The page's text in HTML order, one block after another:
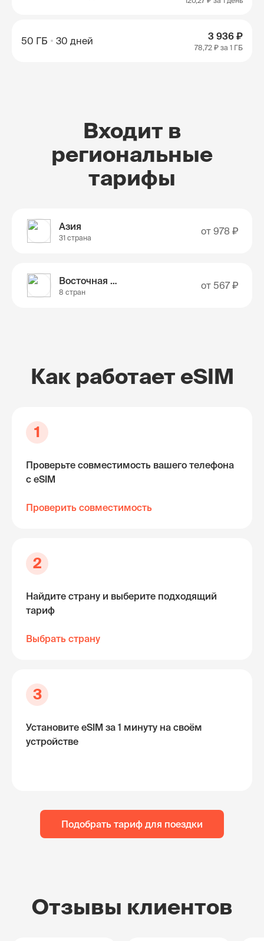
50 ГБ 30 дней 3 936 ₽
78,72 ₽ за 1 ГБ
Входит в
региональные
тарифы
Азия
31 страна
от 978 ₽
Восточная Азия
8 стран
от 567 ₽
Как работает eSIM
1
Проверьте совместимость вашего телефона
с eSIM
Проверить совместимость
2
Найдите страну и выберите подходящий
тариф
Выбрать страну
3
Установите eSIM за 1 минуту на своём
устройстве
Подобрать тариф для поездки
Отзывы клиентов